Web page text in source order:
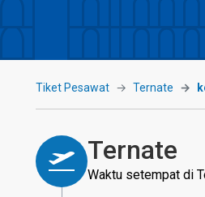
Tiket Pesawat Ternate
Ternate
Waktu setempat di